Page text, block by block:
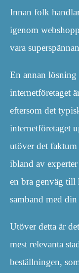
Innan folk
igenom
vara
En annan lösning
internetföretaget
eftersom det
internetföretaget
utöver det faktum
ibland av
en bra genväg
samband med
Utöver detta är
mest relevanta
beställningen,